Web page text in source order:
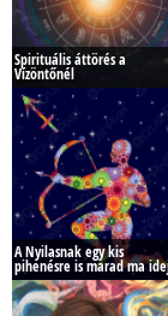
Spirituális áttörés a
Vízöntőnél
A Nyilasnak egy kis
pihenésre is marad ma